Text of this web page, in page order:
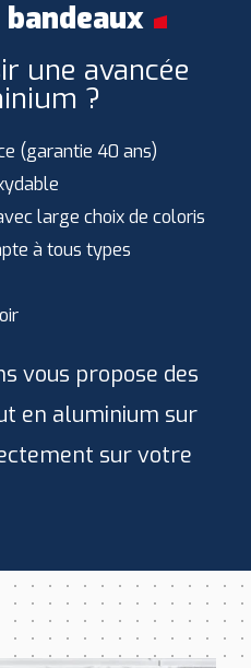
une avancée
?
(garantie 40 ans)
large choix de coloris
à tous types
vous propose des
en aluminium sur
sur votre